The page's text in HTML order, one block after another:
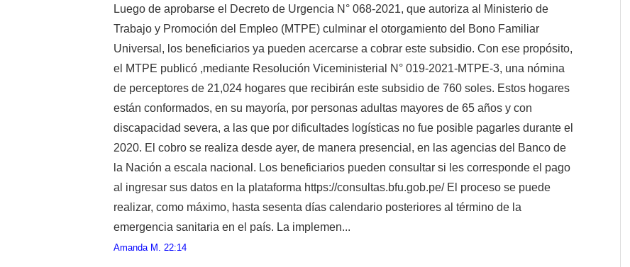
Luego de aprobarse el Decreto de Urgencia N° 068-2021, que autoriza al Ministerio de
Trabajo y Promoción del Empleo (MTPE) culminar el otorgamiento del Bono Familiar
Universal, los beneficiarios ya pueden acercarse a cobrar este subsidio. Con ese propósito,
el MTPE publicó ,mediante Resolución Viceministerial N° 019-2021-MTPE-3, una nómina
de perceptores de 21,024 hogares que recibirán este subsidio de 760 soles. Estos hogares
están conformados, en su mayoría, por personas adultas mayores de 65 años y con
discapacidad severa, a las que por dificultades logísticas no fue posible pagarles durante el
2020. El cobro se realiza desde ayer, de manera presencial, en las agencias del Banco de
la Nación a escala nacional. Los beneficiarios pueden consultar si les corresponde el pago
al ingresar sus datos en la plataforma https://consultas.bfu.gob.pe/ El proceso se puede
realizar, como máximo, hasta sesenta días calendario posteriores al término de la
emergencia sanitaria en el país. La implemen...
Amanda M. 22:14